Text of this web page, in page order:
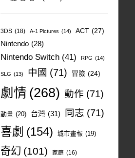
3DS (18) A-1 Pictures (14) ACT (27)
Nintendo (28)
Nintendo Switch (41) RPG (14)
SLG (13) 中國 (71) 冒險 (24)
劇情 (268) 動作 (71)
動畫 (20) 台灣 (31) 同志 (71)
喜劇 (154) 城市畫報 (19)
奇幻 (101) 家庭 (16)